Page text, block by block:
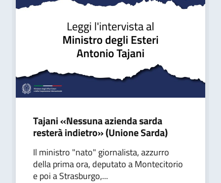
Tajani «Nessuna azienda sarda
resterà indietro» (Unione Sarda)
Il ministro "nato" giornalista, azzurro
della prima ora, deputato a Montecitorio
e poi a Strasburgo,...